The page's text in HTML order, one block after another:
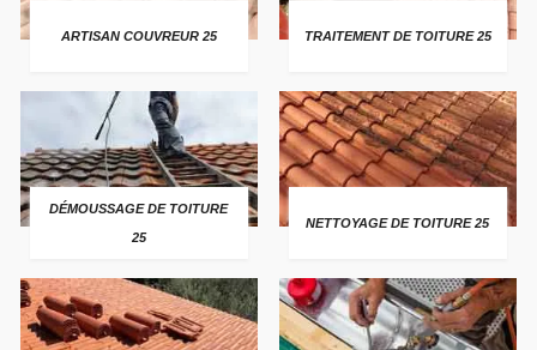
ARTISAN COUVREUR 25 TRAITEMENT DE TOITURE 25
DÉMOUSSAGE DE TOITURE
25
NETTOYAGE DE TOITURE 25